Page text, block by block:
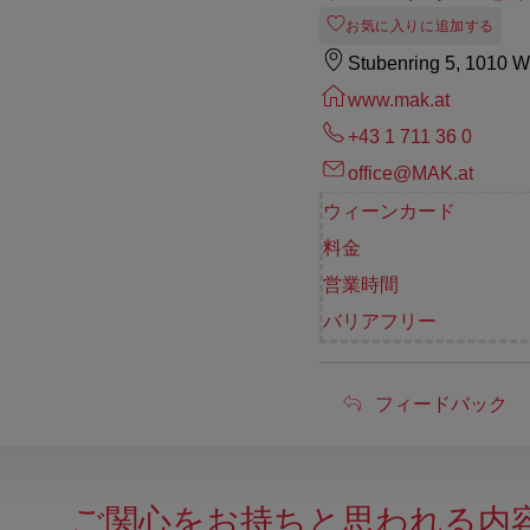
お気に入りに追加する
Stubenring 5, 1010
www.mak.at
+43 1 711 36 0
office@MAK.at
ウィーンカード
料金
営業時間
バリアフリー
フ
フィードバック
ご関心をお持ちと思われる内